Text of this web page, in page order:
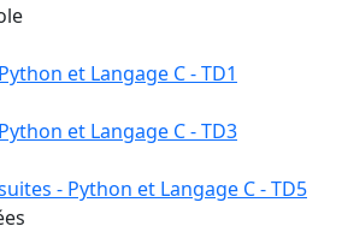
et Langage C - TD1
et Langage C - TD3
- Python et Langage C - TD5